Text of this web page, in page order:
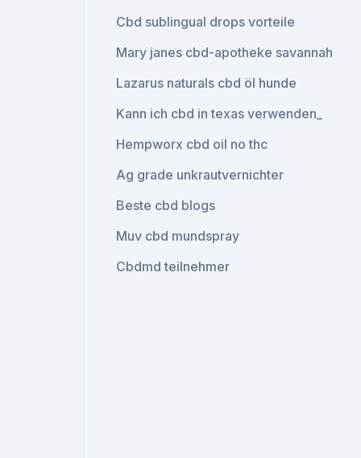
Cbd sublingual drops vorteile
Mary janes cbd-apotheke savannah
Lazarus naturals cbd öl hunde
Kann ich cbd in texas verwenden_
Hempworx cbd oil no thc
Ag grade unkrautvernichter
Beste cbd blogs
Muv cbd mundspray
Cbdmd teilnehmer